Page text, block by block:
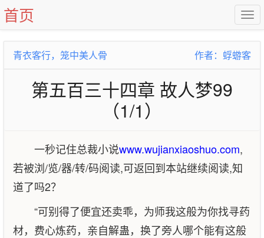
首页
青衣客行，笼中美人骨 作者：蜉蝣客
第五百三十四章 故人梦99
（1/1）
一秒记住总裁小说www.wujianxiaoshuo.com,
若被浏/览/器/转/码阅读,可返回到本站继续阅读,知
道了吗2？
“可别得了便宜还卖乖，为师我这般为你找寻药
材，费心炼药，亲自解蛊，换了旁人哪个能有这般